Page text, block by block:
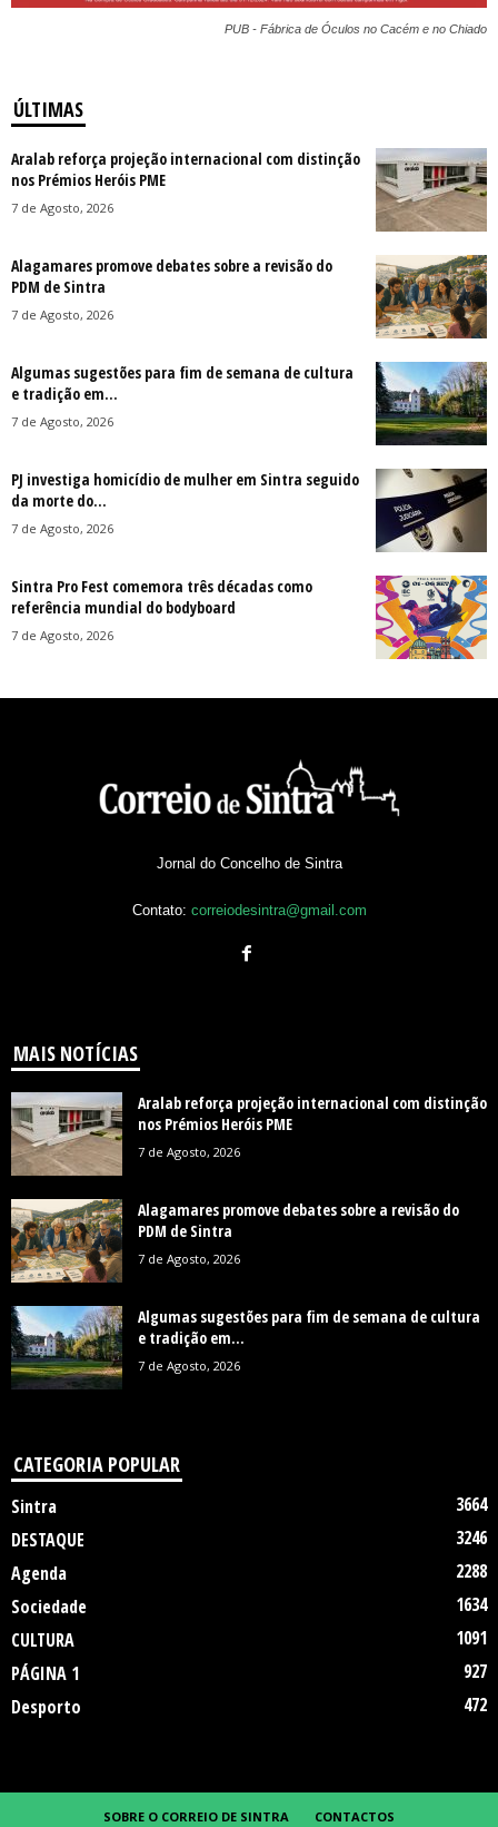
PUB - Fábrica de Óculos no Cacém e no Chiado
ÚLTIMAS
Aralab reforça projeção internacional com distinção
nos Prémios Heróis PME
7 de Agosto, 2026
Alagamares promove debates sobre a revisão do
PDM de Sintra
7 de Agosto, 2026
Algumas sugestões para fim de semana de cultura
e tradição em...
7 de Agosto, 2026
PJ investiga homicídio de mulher em Sintra seguido
da morte do...
7 de Agosto, 2026
Sintra Pro Fest comemora três décadas como
referência mundial do bodyboard
7 de Agosto, 2026
Jornal do Concelho de Sintra
Contato: correiodesintra@gmail.com
MAIS NOTÍCIAS
Aralab reforça projeção internacional com distinção
nos Prémios Heróis PME
7 de Agosto, 2026
Alagamares promove debates sobre a revisão do
PDM de Sintra
7 de Agosto, 2026
Algumas sugestões para fim de semana de cultura
e tradição em...
7 de Agosto, 2026
CATEGORIA POPULAR
Sintra
3664
DESTAQUE
3246
Agenda
2288
Sociedade
1634
CULTURA
1091
PÁGINA 1
927
Desporto
472
SOBRE O CORREIO DE SINTRA CONTACTOS